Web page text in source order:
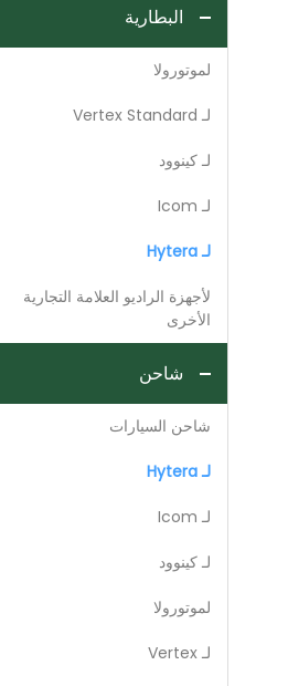
البطارية
لموتورولا
لـ Vertex Standard
لـ كينوود
لـ Icom
لـ Hytera
لأجهزة الراديو العلامة التجارية
الأخرى
شاحن
شاحن السيارات
لـ Hytera
لـ Icom
لـ كينوود
لموتورولا
لـ Vertex